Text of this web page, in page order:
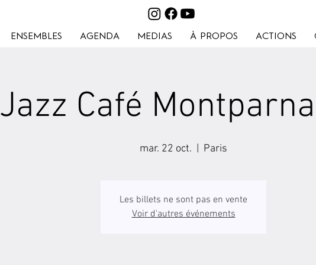
ENSEMBLES AGENDA MEDIAS À PROPOS ACTIONS
Jazz Café
mar. 22 oct. Paris
Les billets ne sont pas en vente
Voir d'autres événements